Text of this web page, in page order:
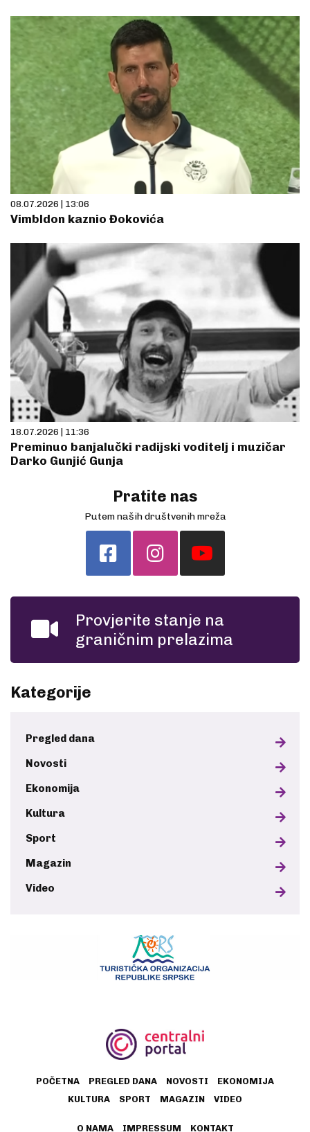
08.07.2026 | 13:06
Vimbldon kaznio Đokovića
18.07.2026 | 11:36
Preminuo banjalučki radijski voditelj i muzičar
Darko Gunjić Gunja
Pratite nas
Putem naših društvenih mreža
Provjerite stanje na
graničnim prelazima
Kategorije
Pregled dana
Novosti
Ekonomija
Kultura
Sport
Magazin
Video
POČETNA PREGLED DANA NOVOSTI
EKONOMIJA
KULTURA
SPORT MAGAZIN VIDEO
O NAMA IMPRESSUM KONTAKT